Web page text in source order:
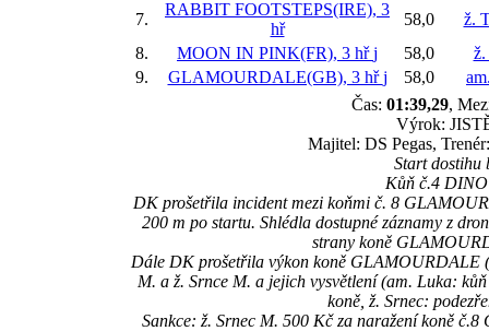
7.
RABBIT FOOTSTEPS(IRE), 3
hř
58,0
ž.
8.
MOON IN PINK(FR), 3 hřj 58,0
ž.
9.
GLAMOURDALE(GB), 3 hřj 58,0
Čas: 01:39,29,
Výrok:
Majitel: DS Pegas,
Start dostihu
Kůň č.4
DK prošetřila incident mezi koňmi č. 8
200 m po startu. Shlédla dostupné záznamy z
strany koně
Dále DK prošetřila výkon koně GLAMOURDALE
M. a ž. Srnce M. a jejich vysvětlení (am. Luka:
koně, ž. Srnec:
Sankce: ž. Srnec M. 500 Kč za naražení koně